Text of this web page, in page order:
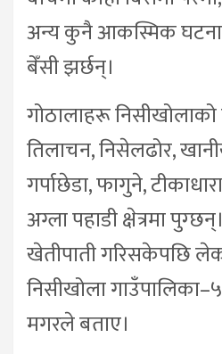
अन्य कुनै आकस्मिक घटना
बेँसी झर्छन्।
गोठालाहरू निसीखोलाको
तिलाचन, निसेलढोर,
गर्पाछेडा, फागुने,
अग्ला पहाडी क्षेत्रमा
खेतीपाती गरिसकेपछि
निसीखोला
मगरले बताए।